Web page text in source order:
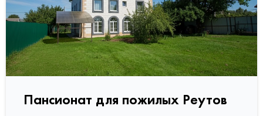
Пансионат для пожилых Реутов